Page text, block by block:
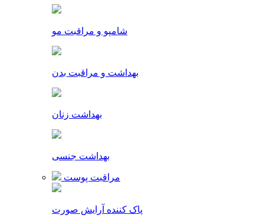
شامپو و مراقبت مو
بهداشت و مراقبت بدن
بهداشت زنان
بهداشت جنسی
مراقبت پوست
پاک کننده آرایش صورت